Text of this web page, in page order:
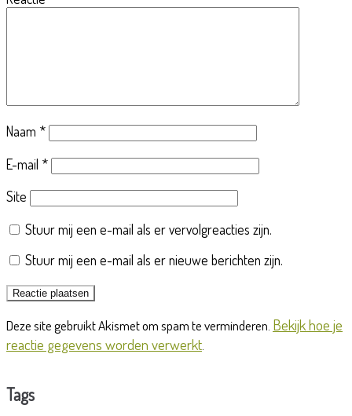
Naam *
E-mail *
Site
Stuur mij een e-mail als er vervolgreacties zijn.
Stuur mij een e-mail als er nieuwe berichten zijn.
Deze site gebruikt Akismet om spam te verminderen. Bekijk hoe je
reactie gegevens worden verwerkt
Tags